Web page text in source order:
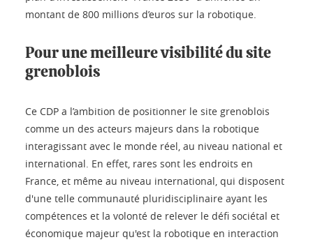
montant de 800 millions d’euros sur la robotique.
Pour une meilleure visibilité du site
grenoblois
Ce CDP a l’ambition de positionner le site grenoblois
comme un des acteurs majeurs dans la robotique
interagissant avec le monde réel, au niveau national et
international. En effet, rares sont les endroits en
France, et même au niveau international, qui disposent
d'une telle communauté pluridisciplinaire ayant les
compétences et la volonté de relever le défi sociétal et
économique majeur qu'est la robotique en interaction